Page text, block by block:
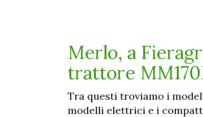
Merlo, a
trattore
Tra questi troviamo i
modelli elettrici e i